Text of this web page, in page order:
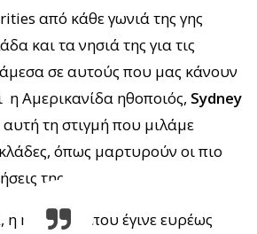
από κάθε γωνιά της γης
και τα νησιά της για τις
σε αυτούς που μας κάνουν
η Αμερικανίδα ηθοποιός, Sydney
τη στιγμή που μιλάμε
όπως μαρτυρούν οι πιο
της.
η ηθοποιός που έγινε ευρέως